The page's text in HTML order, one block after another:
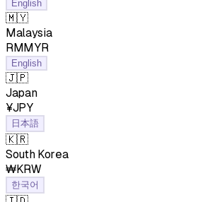
English
🇲🇾
Malaysia
RMMYR
English
🇯🇵
Japan
¥JPY
日本語
🇰🇷
South Korea
₩KRW
한국어